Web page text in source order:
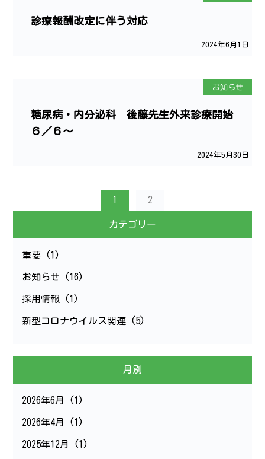
カテゴリー
重要 (1)
お知らせ (16)
採用情報 (1)
新型コロナウイルス関連 (5)
月別
2026年6月 (1)
2026年4月 (1)
2025年12月 (1)
診療報酬改定に伴う対応
2024年6月1日
お知らせ
糖尿病・内分泌科 後藤先生外来診療開始
６／６～
2024年5月30日
1 2